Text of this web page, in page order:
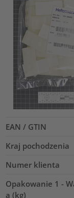
EAN / GTIN
Kraj pochodzenia
Numer klienta
Opakowanie 1 -
a (kg)